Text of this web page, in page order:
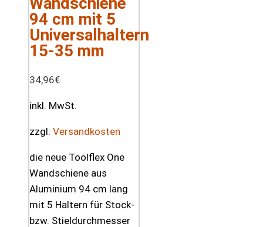
94 cm mit 5
Universalhaltern
15-35 mm
34,96€
inkl. MwSt.
zzgl. Versandkosten
die neue Toolflex One
Wandschiene aus
Aluminium 94 cm lang
mit 5 Haltern für Stock-
bzw. Stieldurchmesser